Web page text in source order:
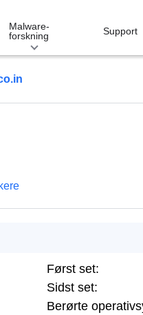
Malware-
forskning
Support
Først set:
Sidst set:
Berørte